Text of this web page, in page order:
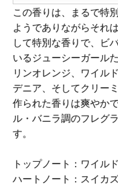
この香りは、まるで特
ようでありながらそれ
して特別な香りで、ビ
いるジューシーガール
リンオレンジ、ワイル
デニア、そしてクリー
作られた香りは爽やか
ル・バニラ調のフレグ
す。
トップノート：ワイル
ハートノート：スイカ